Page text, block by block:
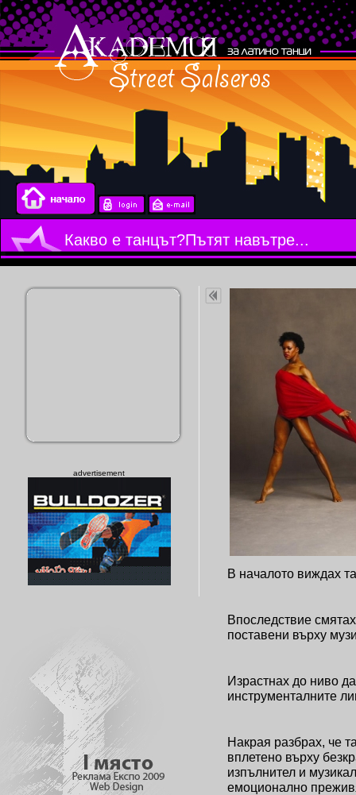
Какво е танцът?Пътят навътре...
advertisement
В началото виждах
Впоследствие
поставени върху
Израстнах до ниво
инструменталните
Накрая разбрах, че
вплетено върху
изпълнител и
емоционално